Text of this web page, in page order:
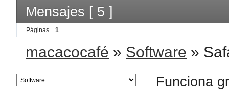
Mensajes [ 5 ]
Páginas 1
macacocafé » Software »
Funciona